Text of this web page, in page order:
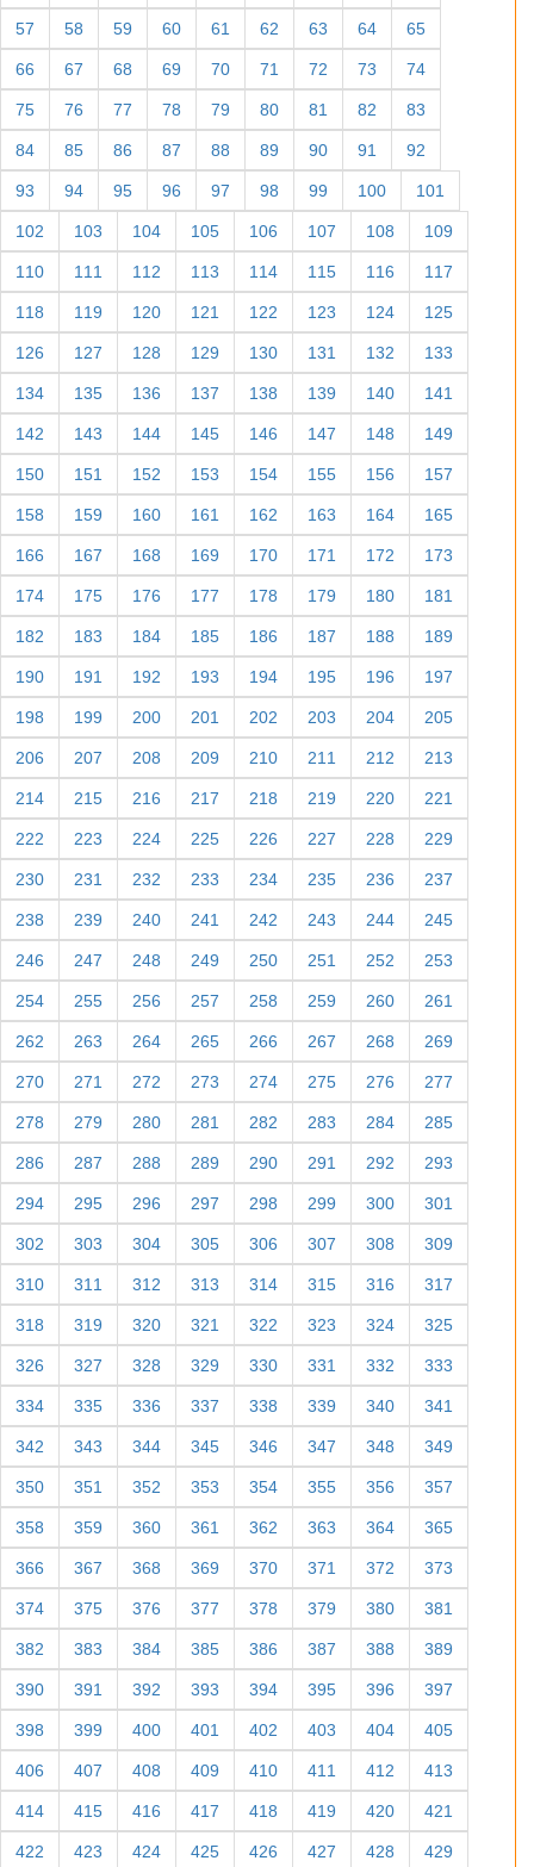
57 58 59 60 61 62 63 64 65
66 67 68 69 70 71 72 73 74
75 76 77 78 79 80 81 82 83
84 85 86 87 88 89 90 91 92
93 94 95 96 97 98 99 100 101
102 103 104 105 106 107 108 109
110 111 112 113 114 115 116 117
118 119 120 121 122 123 124 125
126 127 128 129 130 131 132 133
134 135 136 137 138 139 140 141
142 143 144 145 146 147 148 149
150 151 152 153 154 155 156 157
158 159 160 161 162 163 164 165
166 167 168 169 170 171 172 173
174 175 176 177 178 179 180 181
182 183 184 185 186 187 188 189
190 191 192 193 194 195 196 197
198 199 200 201 202 203 204 205
206 207 208 209 210 211 212 213
214 215 216 217 218 219 220 221
222 223 224 225 226 227 228 229
230 231 232 233 234 235 236 237
238 239 240 241 242 243 244 245
246 247 248 249 250 251 252 253
254 255 256 257 258 259 260 261
262 263 264 265 266 267 268 269
270 271 272 273 274 275 276 277
278 279 280 281 282 283 284 285
286 287 288 289 290 291 292 293
294 295 296 297 298 299 300 301
302 303 304 305 306 307 308 309
310 311 312 313 314 315 316 317
318 319 320 321 322 323 324 325
326 327 328 329 330 331 332 333
334 335 336 337 338 339 340 341
342 343 344 345 346 347 348 349
350 351 352 353 354 355 356 357
358 359 360 361 362 363 364 365
366 367 368 369 370 371 372 373
374 375 376 377 378 379 380 381
382 383 384 385 386 387 388 389
390 391 392 393 394 395 396 397
398 399 400 401 402 403 404 405
406 407 408 409 410 411 412 413
414 415 416 417 418 419 420 421
422 423 424 425 426 427 428 429